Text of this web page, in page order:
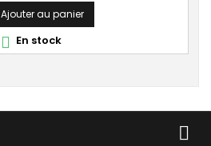
Ajouter au panier
 En stock
